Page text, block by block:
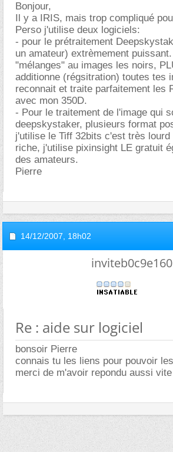
Bonjour,
Il y a IRIS, mais trop compliqué
Perso j'utilise deux logiciels:
- pour le prétraitement
un amateur) extrèmement
"mélanges" au images les noirs,
additionne (régsitration) toutes tes
reconnait et traite parfaitement les
avec mon 350D.
- Pour le traitement de l'image qui
deepskystaker, plusieurs format
j'utilise le Tiff 32bits c'est très
riche, j'utilise pixinsight LE gratuit
des amateurs.
Pierre
14/12/2007, 18h02
inviteb0c9e160
Re : aide sur logiciel
bonsoir Pierre
connais tu les liens pour pouvoir
merci de m'avoir repondu aussi vite